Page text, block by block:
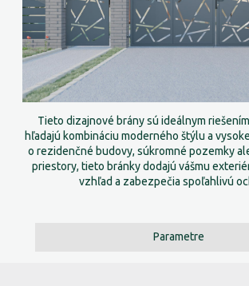
Tieto dizajnové brány sú ideálnym
hľadajú kombináciu moderného štýlu a
o rezidenčné budovy, súkromné pozemky
priestory, tieto bránky dodajú vášmu
vzhľad a zabezpečia spoľahlivú
Parametre